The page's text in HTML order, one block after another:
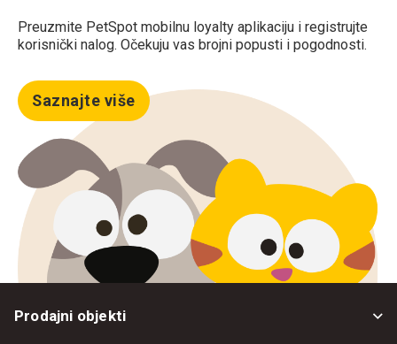
Preuzmite PetSpot mobilnu loyalty aplikaciju i registrujte
korisnički nalog. Očekuju vas brojni popusti i pogodnosti.
Saznajte više
Prodajni objekti